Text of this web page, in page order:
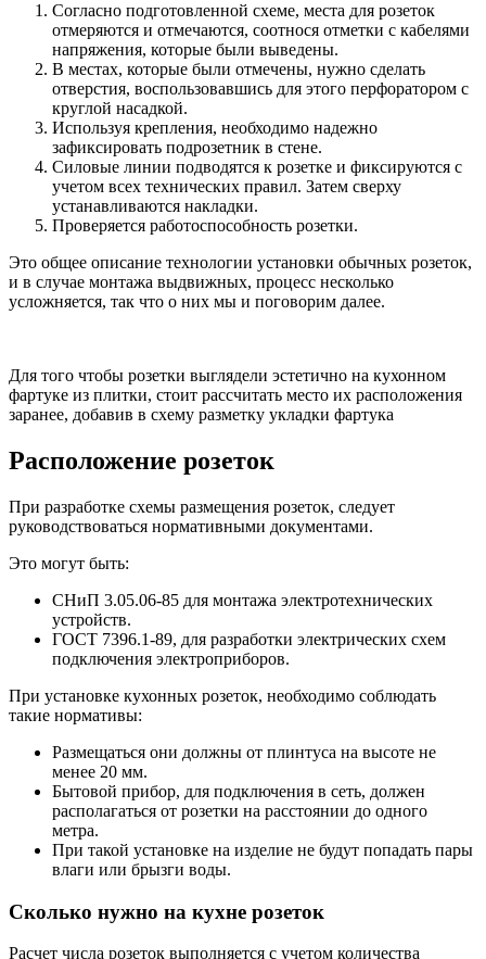
Согласно подготовленной схеме, места для розеток
отмеряются и отмечаются, соотнося отметки с кабелями
напряжения, которые были выведены.
В местах, которые были отмечены, нужно сделать
отверстия, воспользовавшись для этого перфоратором с
круглой насадкой.
Используя крепления, необходимо надежно
зафиксировать подрозетник в стене.
Силовые линии подводятся к розетке и фиксируются с
учетом всех технических правил. Затем сверху
устанавливаются накладки.
Проверяется работоспособность розетки.
Это общее описание технологии установки обычных розеток,
и в случае монтажа выдвижных, процесс несколько
усложняется, так что о них мы и поговорим далее.
Для того чтобы розетки выглядели эстетично на кухонном
фартуке из плитки, стоит рассчитать место их расположения
заранее, добавив в схему разметку укладки фартука
Расположение розеток
При разработке схемы размещения розеток, следует
руководствоваться нормативными документами.
Это могут быть:
СНиП 3.05.06-85 для монтажа электротехнических
устройств.
ГОСТ 7396.1-89, для разработки электрических схем
подключения электроприборов.
При установке кухонных розеток, необходимо соблюдать
такие нормативы:
Размещаться они должны от плинтуса на высоте не
менее 20 мм.
Бытовой прибор, для подключения в сеть, должен
располагаться от розетки на расстоянии до одного
метра.
При такой установке на изделие не будут попадать пары
влаги или брызги воды.
Сколько нужно на кухне розеток
Расчет числа розеток выполняется с учетом количества